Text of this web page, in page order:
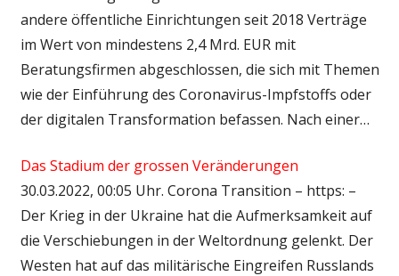
andere öffentliche Einrichtungen seit 2018 Verträge
im Wert von mindestens 2,4 Mrd. EUR mit
Beratungsfirmen abgeschlossen, die sich mit Themen
wie der Einführung des Coronavirus-Impfstoffs oder
der digitalen Transformation befassen. Nach einer…
Das Stadium der grossen Veränderungen
30.03.2022, 00:05 Uhr. Corona Transition – https: –
Der Krieg in der Ukraine hat die Aufmerksamkeit auf
die Verschiebungen in der Weltordnung gelenkt. Der
Westen hat auf das militärische Eingreifen Russlands